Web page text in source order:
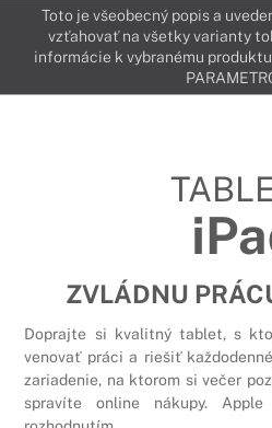
Toto je všeobecný popis a
vzťahovať na všetky varianty
informácie k vybranému
ZVLÁDNU
Doprajte si kvalitný tablet, s
venovať práci a riešiť
zariadenie, na ktorom si večer
spravíte online nákupy.